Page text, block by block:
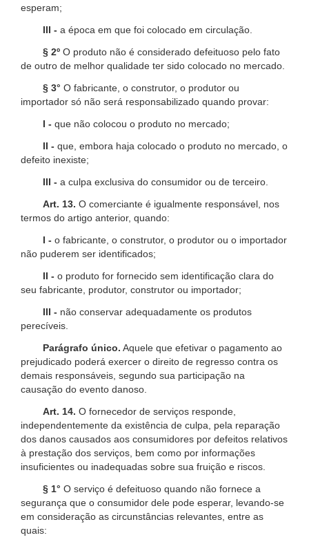
esperam;
III - a época em que foi colocado em circulação.
§ 2º O produto não é considerado defeituoso pelo fato
de outro de melhor qualidade ter sido colocado no mercado.
§ 3° O fabricante, o construtor, o produtor ou
importador só não será responsabilizado quando provar:
I - que não colocou o produto no mercado;
II - que, embora haja colocado o produto no mercado, o
defeito inexiste;
III - a culpa exclusiva do consumidor ou de terceiro.
Art. 13. O comerciante é igualmente responsável, nos
termos do artigo anterior, quando:
I - o fabricante, o construtor, o produtor ou o importador
não puderem ser identificados;
II - o produto for fornecido sem identificação clara do
seu fabricante, produtor, construtor ou importador;
III - não conservar adequadamente os produtos
perecíveis.
Parágrafo único. Aquele que efetivar o pagamento ao
prejudicado poderá exercer o direito de regresso contra os
demais responsáveis, segundo sua participação na
causação do evento danoso.
Art. 14. O fornecedor de serviços responde,
independentemente da existência de culpa, pela reparação
dos danos causados aos consumidores por defeitos relativos
à prestação dos serviços, bem como por informações
insuficientes ou inadequadas sobre sua fruição e riscos.
§ 1° O serviço é defeituoso quando não fornece a
segurança que o consumidor dele pode esperar, levando-se
em consideração as circunstâncias relevantes, entre as
quais: